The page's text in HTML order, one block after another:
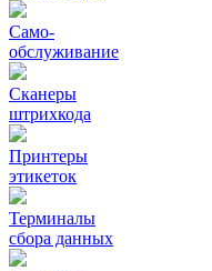
Само-
обслуживание
Сканеры
штрихкода
Принтеры
этикеток
Терминалы
сбора данных